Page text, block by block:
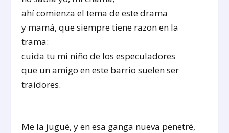
ahí comienza el tema de este drama
y mamá, que siempre tiene razon en la
trama:
cuida tu mi niño de los especuladores
que un amigo en este barrio suelen ser
traidores.
Me la jugué, y en esa ganga nueva penetré,